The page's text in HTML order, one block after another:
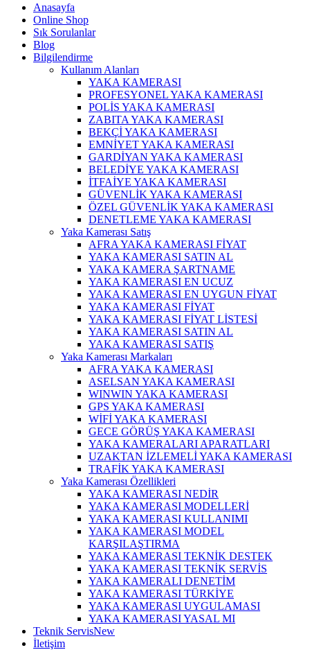
Anasayfa
Online Shop
Sık Sorulanlar
Blog
Bilgilendirme
Kullanım Alanları
YAKA KAMERASI
PROFESYONEL YAKA KAMERASI
POLİS YAKA KAMERASI
ZABITA YAKA KAMERASI
BEKÇİ YAKA KAMERASI
EMNİYET YAKA KAMERASI
GARDİYAN YAKA KAMERASI
BELEDİYE YAKA KAMERASI
İTFAİYE YAKA KAMERASI
GÜVENLİK YAKA KAMERASI
ÖZEL GÜVENLİK YAKA KAMERASI
DENETLEME YAKA KAMERASI
Yaka Kamerası Satış
AFRA YAKA KAMERASI FİYAT
YAKA KAMERASI SATIN AL
YAKA KAMERA ŞARTNAME
YAKA KAMERASI EN UCUZ
YAKA KAMERASI EN UYGUN FİYAT
YAKA KAMERASI FİYAT
YAKA KAMERASI FİYAT LİSTESİ
YAKA KAMERASI SATIN AL
YAKA KAMERASI SATIŞ
Yaka Kamerası Markaları
AFRA YAKA KAMERASI
ASELSAN YAKA KAMERASI
WINWIN YAKA KAMERASI
GPS YAKA KAMERASI
WİFİ YAKA KAMERASI
GECE GÖRÜŞ YAKA KAMERASI
YAKA KAMERALARI APARATLARI
UZAKTAN İZLEMELİ YAKA KAMERASI
TRAFİK YAKA KAMERASI
Yaka Kamerası Özellikleri
YAKA KAMERASI NEDİR
YAKA KAMERASI MODELLERİ
YAKA KAMERASI KULLANIMI
YAKA KAMERASI MODEL
KARŞILAŞTIRMA
YAKA KAMERASI TEKNİK DESTEK
YAKA KAMERASI TEKNİK SERVİS
YAKA KAMERALI DENETİM
YAKA KAMERASI TÜRKİYE
YAKA KAMERASI UYGULAMASI
YAKA KAMERASI YASAL MI
Teknik ServisNew
İletişim